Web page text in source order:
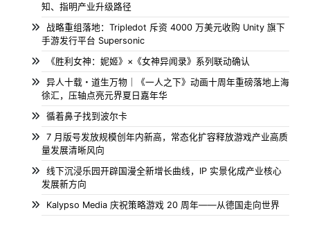
知、指明产业升级路径
战略重组落地：Tripledot 斥资 4000 万美元收购 Unity 旗下
手游发行平台 Supersonic
《胜利女神：妮姬》×《女神异闻录》系列联动确认
异人十载・道生万物｜《一人之下》动画十周年重磅落地上海
徐汇，压轴点亮元界夏日嘉年华
循着鼻子找到波尔卡
7 月版号发放规模创年内新高，常态化扩容释放游戏产业高质
量发展清晰风向
线下沉浸乐园开辟国漫全新增长曲线，IP 实景化成产业核心
发展新方向
Kalypso Media 庆祝策略游戏 20 周年——从德国走向世界